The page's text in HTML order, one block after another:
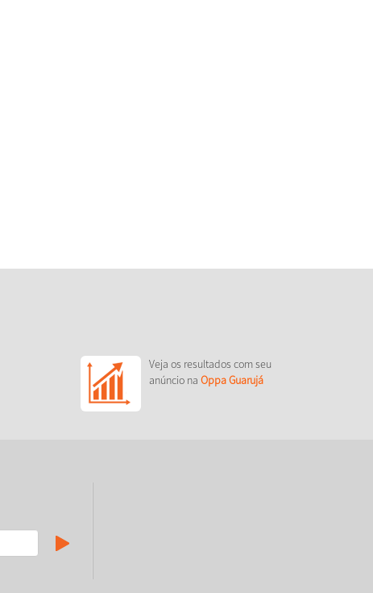
Veja os resultados com seu
anúncio na Oppa Guarujá